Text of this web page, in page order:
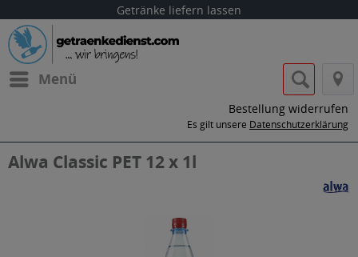
Getränke liefern lassen
Menü
Bestellung widerrufen
Es gilt unsere Datenschutzerklärung
Alwa Classic PET 12 x 1l